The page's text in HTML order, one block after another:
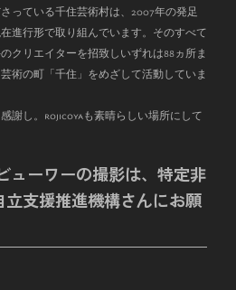
っている千住芸術村は、 2007年の発足
進行形で取り組んでいます。そのすべて
クリエイターを招致しいずれは88ヵ所ま
術の町「千住」をめざして活動していま
謝し。rojicoyaも素晴らしい場所にして
ューワーの撮影は、特定非
支援推進機構さんにお願